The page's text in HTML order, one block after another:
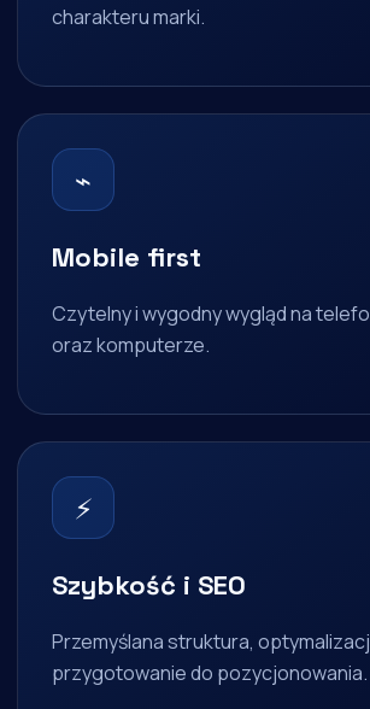
charakteru marki.
⌁
Mobile first
Czytelny i wygodny wygląd na
oraz komputerze.
⚡
Szybkość i SEO
Przemyślana struktura,
przygotowanie do pozycjonowania.